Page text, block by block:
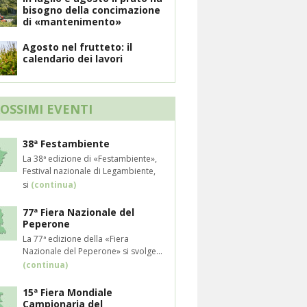
bisogno della concimazione
di «mantenimento»
Agosto nel frutteto: il
calendario dei lavori
EVENTI
38ª Festambiente
La 38ª edizione di «Festambiente»,
Festival nazionale di Legambiente,
si (continua)
77ª Fiera Nazionale del
Peperone
La 77ª edizione della «Fiera
Nazionale del Peperone» si svolge...
(continua)
15ª Fiera Mondiale
Campionaria del